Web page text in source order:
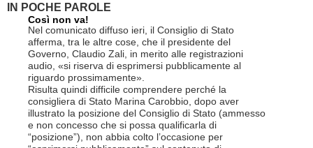
IN POCHE PAROLE
Così non va!
Nel comunicato diffuso ieri, il Consiglio di Stato
afferma, tra le altre cose, che il presidente del
Governo, Claudio Zali, in merito alle registrazioni
audio, «si riserva di esprimersi pubblicamente al
riguardo prossimamente».
Risulta quindi difficile comprendere perché la
consigliera di Stato Marina Carobbio, dopo aver
illustrato la posizione del Consiglio di Stato (ammesso
e non concesso che si possa qualificarla di
“posizione”), non abbia colto l’occasione per